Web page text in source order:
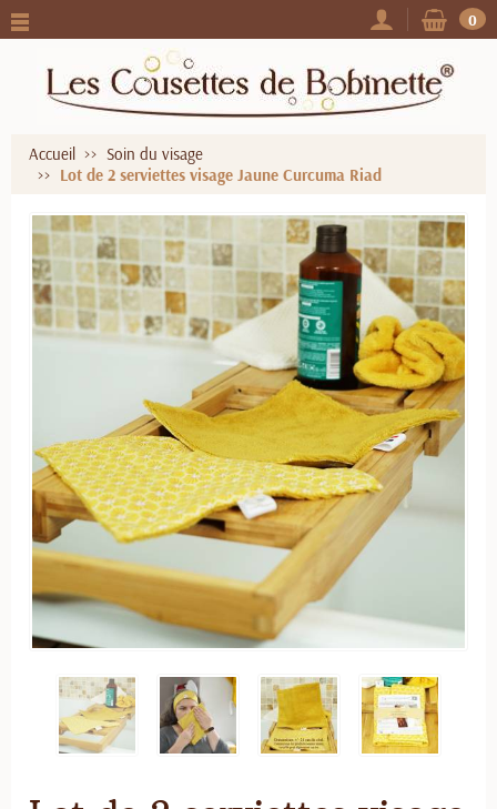
0
Accueil
Soin du visage
Lot de 2 serviettes visage Jaune Curcuma Riad